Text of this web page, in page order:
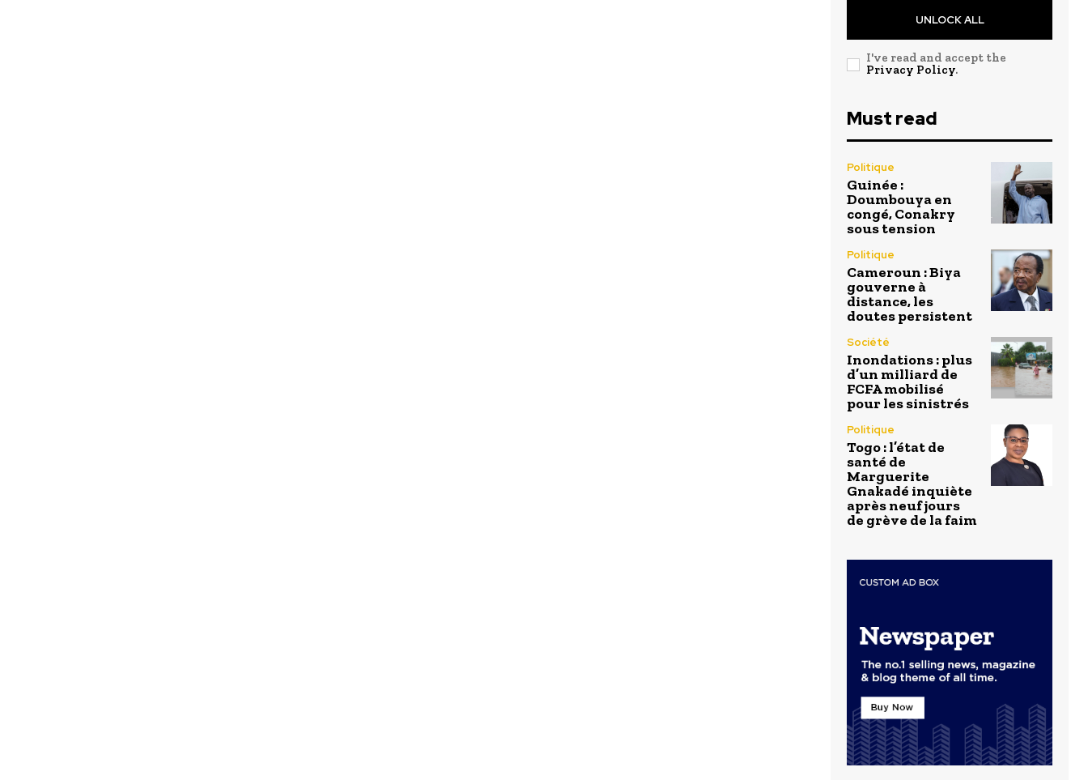
UNLOCK ALL
I've read and accept the
Privacy Policy.
Must read
Politique
Guinée :
Doumbouya en
congé, Conakry
sous tension
Politique
Cameroun : Biya
gouverne à
distance, les
doutes persistent
Société
Inondations : plus
d’un milliard de
FCFA mobilisé
pour les sinistrés
Politique
Togo : l’état de
santé de
Marguerite
Gnakadé inquiète
après neuf jours
de grève de la faim